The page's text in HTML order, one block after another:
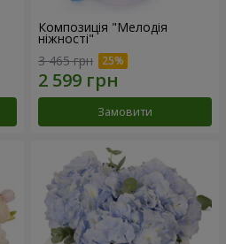
Композиція "Мелодія
ніжності"
3 465 грн
Замовити